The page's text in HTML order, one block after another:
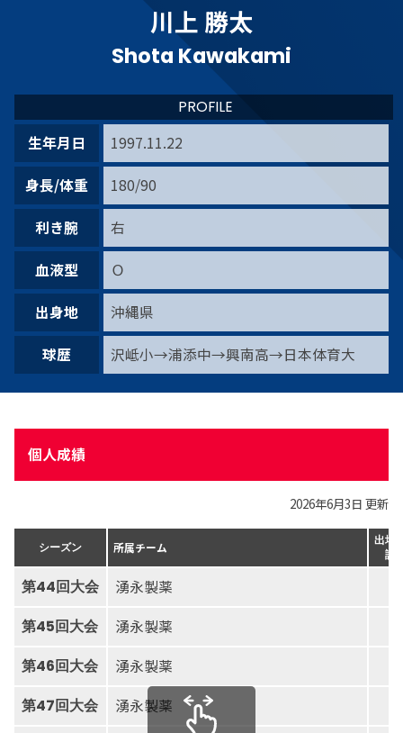
川上 勝太
Shota Kawakami
生年月日 1997.11.22
身長/体重 180/90
利き腕 右
血液型 Ｏ
出身地 沖縄県
球歴 沢岻小→浦添中→興南高→日本体育大
PROFILE
個人成績
2026年6月3日 更新
シーズン 所属チーム
出場
試
第44回大会 湧永製薬
第45回大会 湧永製薬
第46回大会 湧永製薬
第47回大会 湧永製薬